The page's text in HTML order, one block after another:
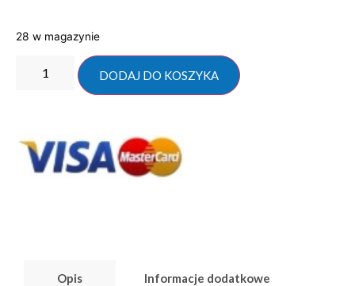
28 w magazynie
DODAJ DO KOSZYKA
Opis Informacje dodatkowe